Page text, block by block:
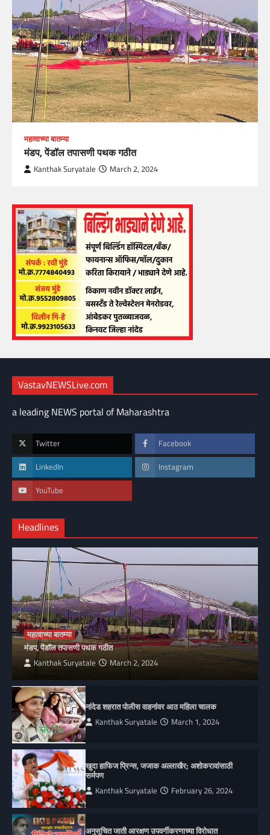
महत्वाच्या बातम्या
मंडप, पेंडॉल तपासणी पथक गठीत
Kanthak Suryatale March 2, 2024
VastavNEWSLive.com
a leading NEWS portal of Maharashtra
Twitter Facebook
LinkedIn Instagram
YouTube
Headlines
महत्वाच्या बातम्या
मंडप, पेंडॉल तपासणी पथक गठीत
Kanthak Suryatale March 2, 2024
नांदेड शहरात पोलीस वाहनांवर आठ महिला चालक
Kanthak Suryatale March 1, 2024
खुदा हाफिज प्रिन्स, जजाक अल्लाखैर; अशोकरावांसाठी
सर्मपण
Kanthak Suryatale February 26, 2024
अनुसूचित जाती आरक्षण उपवर्गीकरणाच्या विरोधात